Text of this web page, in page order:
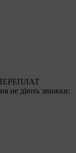
ПЕРЕПЛАТ
не діють знижки: